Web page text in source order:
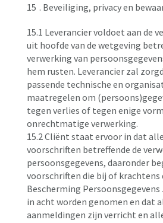
15 . Beveiliging, privacy en
15.1 Leverancier voldoet aan de
uit hoofde van de wetgeving
verwerking van
hem rusten. Leverancier zal
passende technische en
maatregelen om
tegen verlies of tegen enige
onrechtmatige verwerking.
15.2 Cliënt staat ervoor in dat
voorschriften betreffende de
persoonsgegevens, daaronder
voorschriften die bij of krachtens
Bescherming
in acht worden genomen en dat
aanmeldingen zijn verricht en